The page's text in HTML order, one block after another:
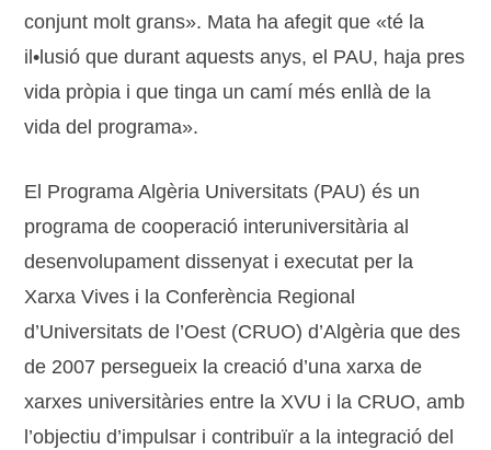
conjunt molt grans». Mata ha afegit que «té la
il•lusió que durant aquests anys, el PAU, haja pres
vida pròpia i que tinga un camí més enllà de la
vida del programa».
El Programa Algèria Universitats (PAU) és un
programa de cooperació interuniversitària al
desenvolupament dissenyat i executat per la
Xarxa Vives i la Conferència Regional
d’Universitats de l’Oest (CRUO) d’Algèria que des
de 2007 persegueix la creació d’una xarxa de
xarxes universitàries entre la XVU i la CRUO, amb
l’objectiu d’impulsar i contribuïr a la integració del